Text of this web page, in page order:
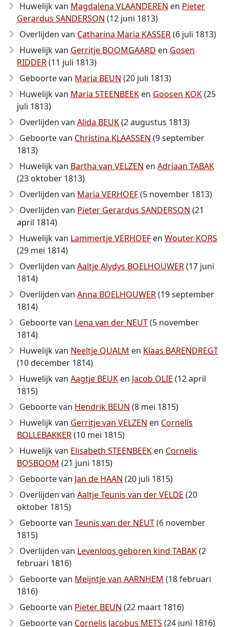
Huwelijk van Magdalena VLAANDEREN en Pieter
Gerardus SANDERSON (12 juni 1813)
Overlijden van Catharina Maria KASSER(6 juli 1813)
Huwelijk van Gerritje BOOMGAARD en Gosen
RIDDER(11 juli 1813)
Geboorte van Maria BEUN (20 juli 1813)
Huwelijk van Maria STEENBEEK en Goosen KOK(25
juli 1813)
Overlijden van Alida BEUK(2 augustus 1813)
Geboorte van Christina KLAASSEN (9 september
1813)
Huwelijk van Bartha van VELZEN en Adriaan TABAK
(23 oktober 1813)
Overlijden van Maria VERHOEF(5 november 1813)
Overlijden van Pieter Gerardus SANDERSON (21
april 1814)
Huwelijk van Lammertje VERHOEF en Wouter KORS
(29 mei 1814)
Overlijden van Aaltje Alydys BOELHOUWER(17 juni
1814)
Overlijden van Anna BOELHOUWER(19 september
1814)
Geboorte van Lena van der NEUT(5 november
1814)
Huwelijk van Neeltje QUALM en Klaas BARENDREGT
(10 december 1814)
Huwelijk van Aagtje BEUK en Jacob OLIE (12 april
1815)
Geboorte van Hendrik BEUN (8 mei 1815)
Huwelijk van Gerritje van VELZEN en Cornelis
BOLLEBAKKER(10 mei 1815)
Huwelijk van Elisabeth STEENBEEK en Cornelis
BOSBOOM (21 juni 1815)
Geboorte van Jan de HAAN (20 juli 1815)
Overlijden van Aaltje Teunis van der VELDE (20
oktober 1815)
Geboorte van Teunis van der NEUT(6 november
1815)
Overlijden van Levenloos geboren kind TABAK(2
februari 1816)
Geboorte van Meijntje van AARNHEM (18 februari
1816)
Geboorte van Pieter BEUN (22 maart 1816)
Geboorte van Cornelis Jacobus METS (24 juni 1816)